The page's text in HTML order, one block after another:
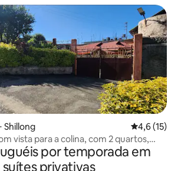
Shillong 4,6 de uma
4,6 (15)
vista para a colina, com 2 quartos,
por temporada em
suítes privativas